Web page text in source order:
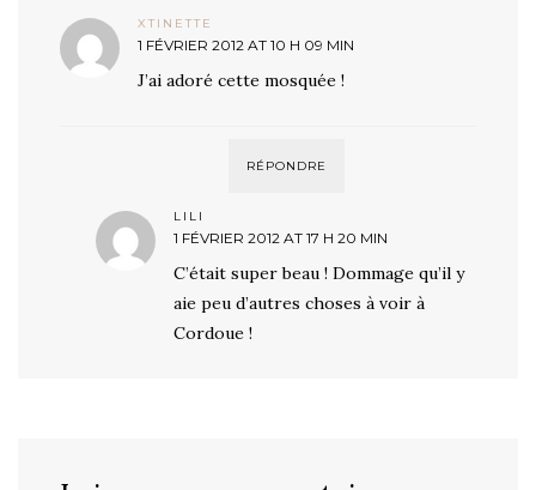
XTINETTE
1 FÉVRIER 2012 AT 10 H 09 MIN
J’ai adoré cette mosquée !
RÉPONDRE
LILI
1 FÉVRIER 2012 AT 17 H 20 MIN
C’était super beau ! Dommage qu’il y
aie peu d’autres choses à voir à
Cordoue !